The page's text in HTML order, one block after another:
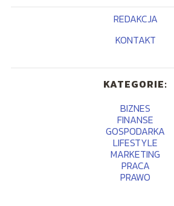
REDAKCJA
KONTAKT
KATEGORIE:
BIZNES
FINANSE
GOSPODARKA
LIFESTYLE
MARKETING
PRACA
PRAWO